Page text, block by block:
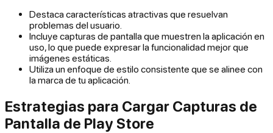
Destaca características atractivas que resuelvan
problemas del usuario.
Incluye capturas de pantalla que muestren la aplicación en
uso, lo que puede expresar la funcionalidad mejor que
imágenes estáticas.
Utiliza un enfoque de estilo consistente que se alinee con
la marca de tu aplicación.
Estrategias para Cargar Capturas de
Pantalla de Play Store